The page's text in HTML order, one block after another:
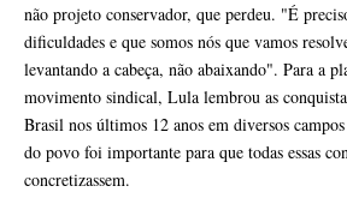
não projeto conservador, que perdeu. "É
dificuldades e que somos nós que vamos
levantando a cabeça, não abaixando". Para a
movimento sindical, Lula lembrou as
Brasil nos últimos 12 anos em diversos
do povo foi importante para que todas essas
concretizassem.